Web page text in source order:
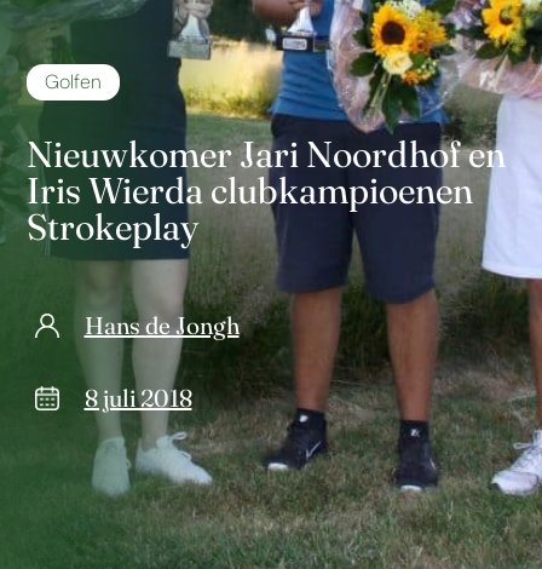
Golfen
Nieuwkomer Jari Noordhof en
Iris Wierda clubkampioenen
Strokeplay
Hans de Jongh
8 juli 2018